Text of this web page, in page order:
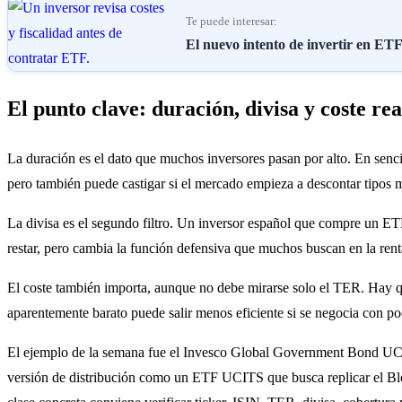
Te puede interesar:
El nuevo intento de invertir en
El punto clave: duración, divisa y coste
La duración es el dato que muchos inversores pasan por alto. En
pero también puede castigar si el mercado empieza a descontar tipos
La divisa es el segundo filtro. Un inversor español que compre un
restar, pero cambia la función defensiva que muchos buscan en la
El coste también importa, aunque no debe mirarse solo el TER.
aparentemente barato puede salir menos eficiente si se negocia con
El ejemplo de la semana fue el Invesco Global Government Bond
versión de distribución como un ETF UCITS que busca replicar el